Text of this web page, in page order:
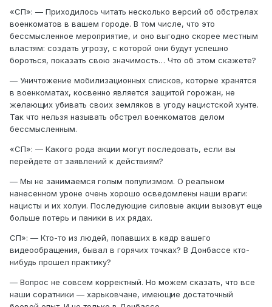
«СП»: — Приходилось читать несколько версий об обстрелах
военкоматов в вашем городе. В том числе, что это
бессмысленное мероприятие, и оно выгодно скорее местным
властям: создать угрозу, с которой они будут успешно
бороться, показать свою значимость… Что об этом скажете?
— Уничтожение мобилизационных списков, которые хранятся
в военкоматах, косвенно является защитой горожан, не
желающих убивать своих земляков в угоду нацистской хунте.
Так что нельзя называть обстрел военкоматов делом
бессмысленным.
«СП»: — Какого рода акции могут последовать, если вы
перейдете от заявлений к действиям?
— Мы не занимаемся голым популизмом. О реальном
нанесенном уроне очень хорошо осведомлены наши враги:
нацисты и их холуи. Последующие силовые акции вызовут еще
больше потерь и паники в их рядах.
СП»: — Кто-то из людей, попавших в кадр вашего
видеообращения, бывал в горячих точках? В Донбассе кто-
нибудь прошел практику?
— Вопрос не совсем корректный. Но можем сказать, что все
наши соратники — харьковчане, имеющие достаточный